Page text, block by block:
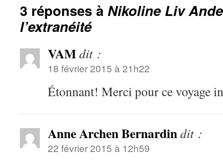
3 réponses à Nikoline Liv
l’extranéité
VAMdit :
18 février 2015 à 21h22
Étonnant! Merci pour ce voyage
Anne Archen Bernardindit :
22 février 2015 à 12h59